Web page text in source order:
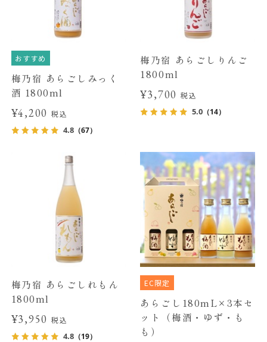
おすすめ
梅乃宿 あらごしみっく
酒 1800ml
¥4,200税込
4.8（67）
梅乃宿 あらごしりんご
1800ml
¥3,700 税込
5.0 （14）
梅乃宿 あらごしれもん
1800ml
¥3,950税込
4.8（19）
EC限定
あらごし180mL×3本セ
ット（梅酒・ゆず・も
も）